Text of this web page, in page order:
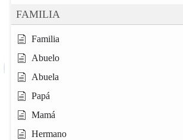
FAMILIA
Familia
Abuelo
Abuela
Papá
Mamá
Hermano